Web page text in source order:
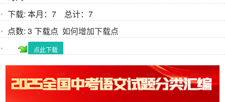
下载: 本月：7 总计：7
点数: 3 下载点 如何增加下载点
点此下载